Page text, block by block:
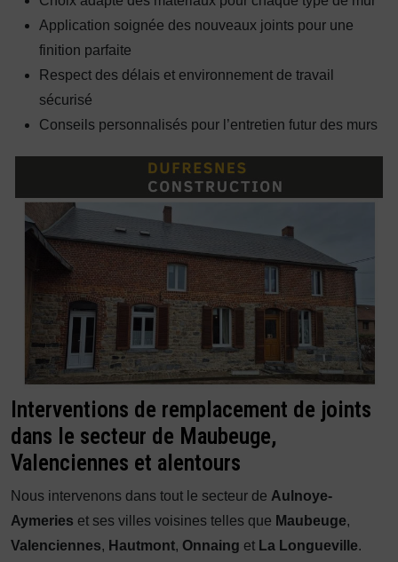
Application soignée des nouveaux joints pour une
finition parfaite
Respect des délais et environnement de travail
sécurisé
Conseils personnalisés pour l’entretien futur des murs
Interventions de remplacement de joints
dans le secteur de Maubeuge,
Valenciennes et alentours
Nous intervenons dans tout le secteur de Aulnoye-
Aymeries et ses villes voisines telles que Maubeuge,
Valenciennes, Hautmont, Onnaing et La Longueville.